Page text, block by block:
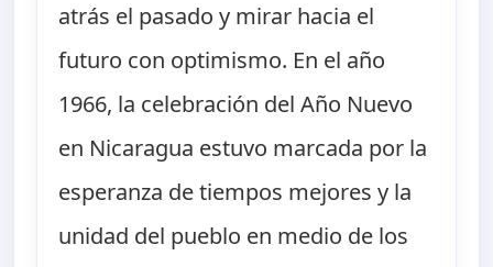
atrás el pasado y mirar hacia el
futuro con optimismo. En el año
1966, la celebración del Año Nuevo
en Nicaragua estuvo marcada por la
esperanza de tiempos mejores y la
unidad del pueblo en medio de los